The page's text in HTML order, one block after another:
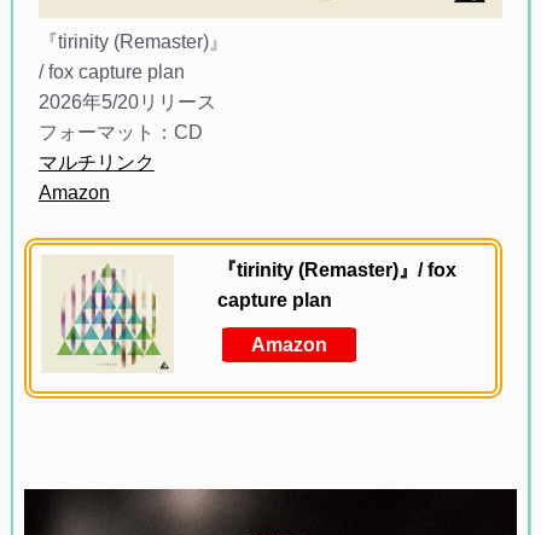
『tirinity (Remaster)』
/ fox capture plan
2026年5/20リリース
フォーマット：CD
マルチリンク
Amazon
『tirinity (Remaster)』/ fox
capture plan
Amazon